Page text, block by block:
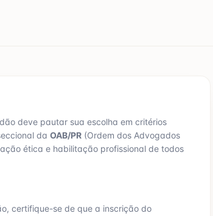
deve pautar sua escolha em critérios
da OAB/PR (Ordem dos Advogados
ética e habilitação profissional de todos
certifique-se de que a inscrição do